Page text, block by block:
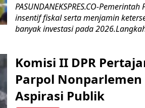
PASUNDANEKSPRES.CO-
insentif fiskal serta menjamin
banyak investasi pada
Komisi II DPR
Parpol
Aspirasi Publik